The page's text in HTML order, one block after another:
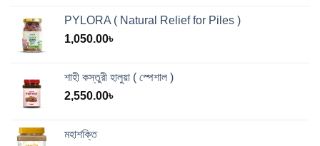
through
PYLORA ( Natural Relief for Piles )
1,050.00৳
শাহী কস্তুরী হালুয়া ( স্পেশাল )
2,550.00৳
মহাশক্তি